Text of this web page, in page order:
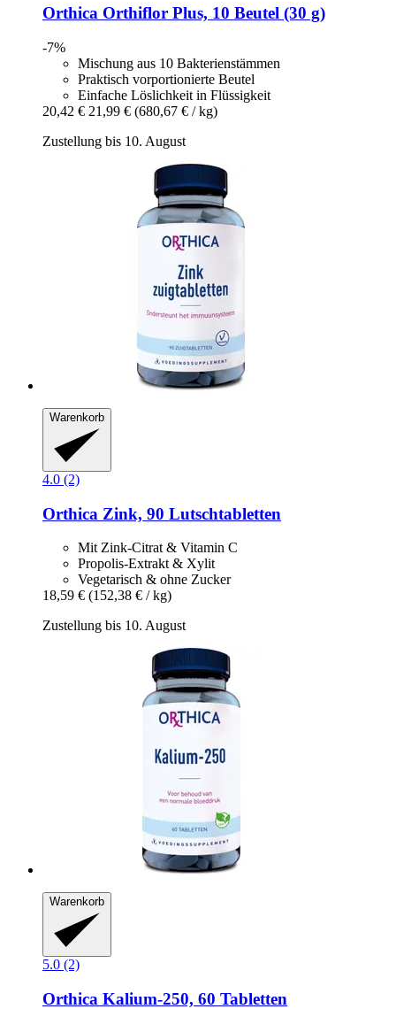
Orthica Orthiflor Plus, 10 Beutel (30 g)
-7%
Mischung aus 10 Bakterienstämmen
Praktisch vorportionierte Beutel
Einfache Löslichkeit in Flüssigkeit
20,42 € 21,99 € (680,67 € / kg)
Zustellung bis 10. August
Warenkorb
4.0 (2)
Orthica Zink, 90 Lutschtabletten
Mit Zink-Citrat & Vitamin C
Propolis-Extrakt & Xylit
Vegetarisch & ohne Zucker
18,59 € (152,38 € / kg)
Zustellung bis 10. August
Warenkorb
5.0 (2)
Orthica Kalium-​250, 60 Tabletten